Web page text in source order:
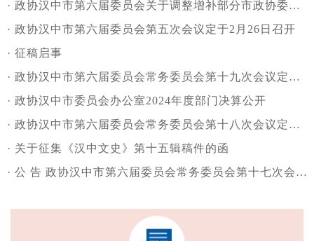
· 政协汉中市第六届委员会关于调整增补部分市政协委员的公告
· 政协汉中市第六届委员会第五次会议定于2月26日召开
· 征稿启事
· 政协汉中市第六届委员会常务委员会第十九次会议定于12月3日召开
· 政协汉中市委员会办公室2024年度部门决算公开
· 政协汉中市第六届委员会常务委员会第十八次会议定于9月22日召开
· 关于征集《汉中文史》第十五辑稿件的函
· 公 告 政协汉中市第六届委员会常务委员会第十七次会议定于6月30日召开